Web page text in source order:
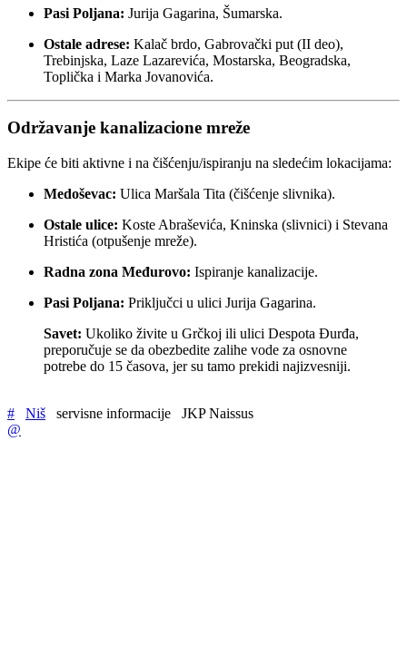
Pasi Poljana: Jurija Gagarina, Šumarska.
Ostale adrese: Kalač brdo, Gabrovački put (II deo),
Trebinjska, Laze Lazarevića, Mostarska, Beogradska,
Toplička i Marka Jovanovića.
Održavanje kanalizacione mreže
Ekipe će biti aktivne i na čišćenju/ispiranju na sledećim lokacijama:
Medoševac: Ulica Maršala Tita (čišćenje slivnika).
Ostale ulice: Koste Abraševića, Kninska (slivnici) i Stevana
Hristića (otpušenje mreže).
Radna zona Međurovo: Ispiranje kanalizacije.
Pasi Poljana: Priključci u ulici Jurija Gagarina.
Savet: Ukoliko živite u Grčkoj ili ulici Despota Đurđa,
preporučuje se da obezbedite zalihe vode za osnovne
potrebe do 15 časova, jer su tamo prekidi najizvesniji.
# Niš servisne informacije
JKP Naissus
@